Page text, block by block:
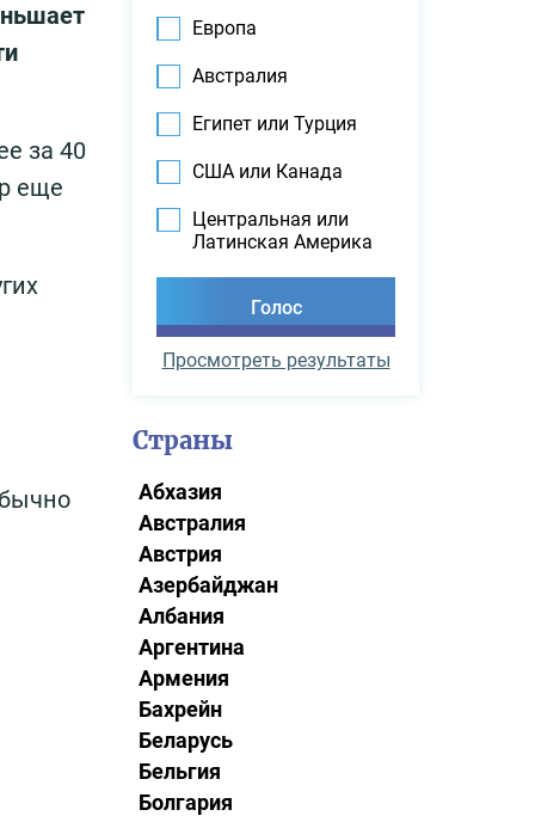
за 40
еще
Европа
Австралия
Египет или Турция
США или Канада
Центральная или
Латинская Америка
Просмотреть результаты
Страны
Абхазия
Австралия
Австрия
Азербайджан
Албания
Аргентина
Армения
Бахрейн
Беларусь
Бельгия
Болгария